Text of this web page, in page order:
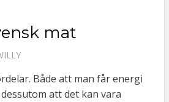
mat
Både att man får energi
att det kan vara